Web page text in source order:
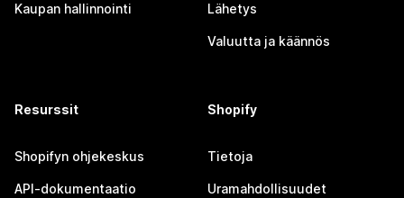
Kaupan hallinnointi Lähetys
Valuutta ja käännös
Resurssit
Shopifyn ohjekeskus
API-dokumentaatio
Shopify
Tietoja
Uramahdollisuudet